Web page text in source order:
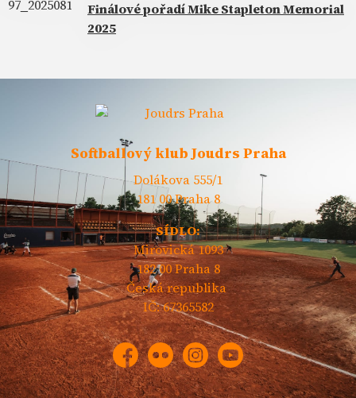
Finálové pořadí Mike Stapleton Memorial
2025
Softballový klub Joudrs Praha
Dolákova 555/1
181 00 Praha 8
SÍDLO:
Mirovická 1093
182 00 Praha 8
Česká republika
IČ: 67365582
Facebook
FlickrInstagramYouTube